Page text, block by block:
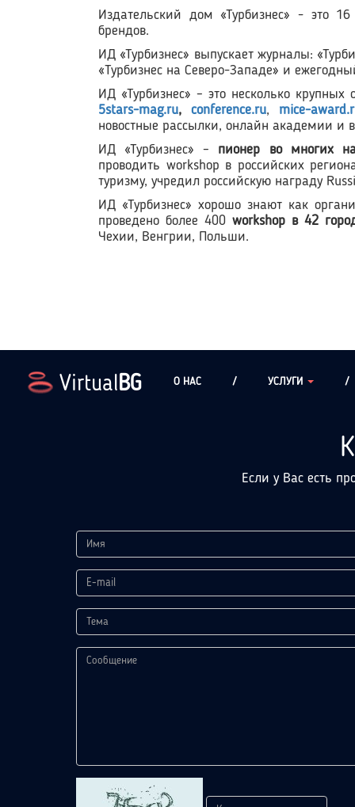
Издательский дом «Турбизнес» - это
брендов.
ИД «Турбизнес» выпускает журналы:
«Турбизнес на Северо-Западе» и
ИД «Турбизнес» – это несколько
5stars-mag.ru, conference.ru, mice-award.
новостные рассылки, онлайн академии и
ИД «Турбизнес» – пионер во многих
проводить workshop в российских
туризму, учредил российскую награду
ИД «Турбизнес» хорошо знают как
проведено более 400 workshop в 42
Чехии, Венгрии, Польши.
VirtualBG О НАС / УСЛУГИ /
Если у Вас есть